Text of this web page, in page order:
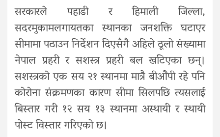
सरकारले पहाडी र हिमाली जिल्ला,
सदरमुकामलगायतका स्थानका जनशक्ति घटाएर
सीमामा पठाउन निर्देशन दिएसँगै अहिले ठूलो संख्यामा
नेपाल प्रहरी र सशस्त्र प्रहरी बल खटिएका छन्।
सशस्त्रको एक सय २१ स्थानमा मात्रै बीओेपी रहे पनि
कोरोना संक्रमणका कारण सीमा सिलपछि त्यसलाई
बिस्तार गरी १२ सय १३ स्थानमा अस्थायी र स्थायी
पोस्ट विस्तार गरिएको छ।